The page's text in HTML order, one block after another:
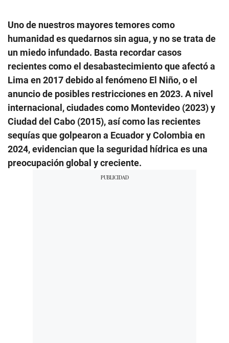
Uno de nuestros mayores temores como
humanidad es quedarnos sin agua, y no se trata de
un miedo infundado. Basta recordar casos
recientes como el desabastecimiento que afectó a
Lima en 2017 debido al fenómeno El Niño, o el
anuncio de posibles restricciones en 2023. A nivel
internacional, ciudades como Montevideo (2023) y
Ciudad del Cabo (2015), así como las recientes
sequías que golpearon a Ecuador y Colombia en
2024, evidencian que la seguridad hídrica es una
preocupación global y creciente.